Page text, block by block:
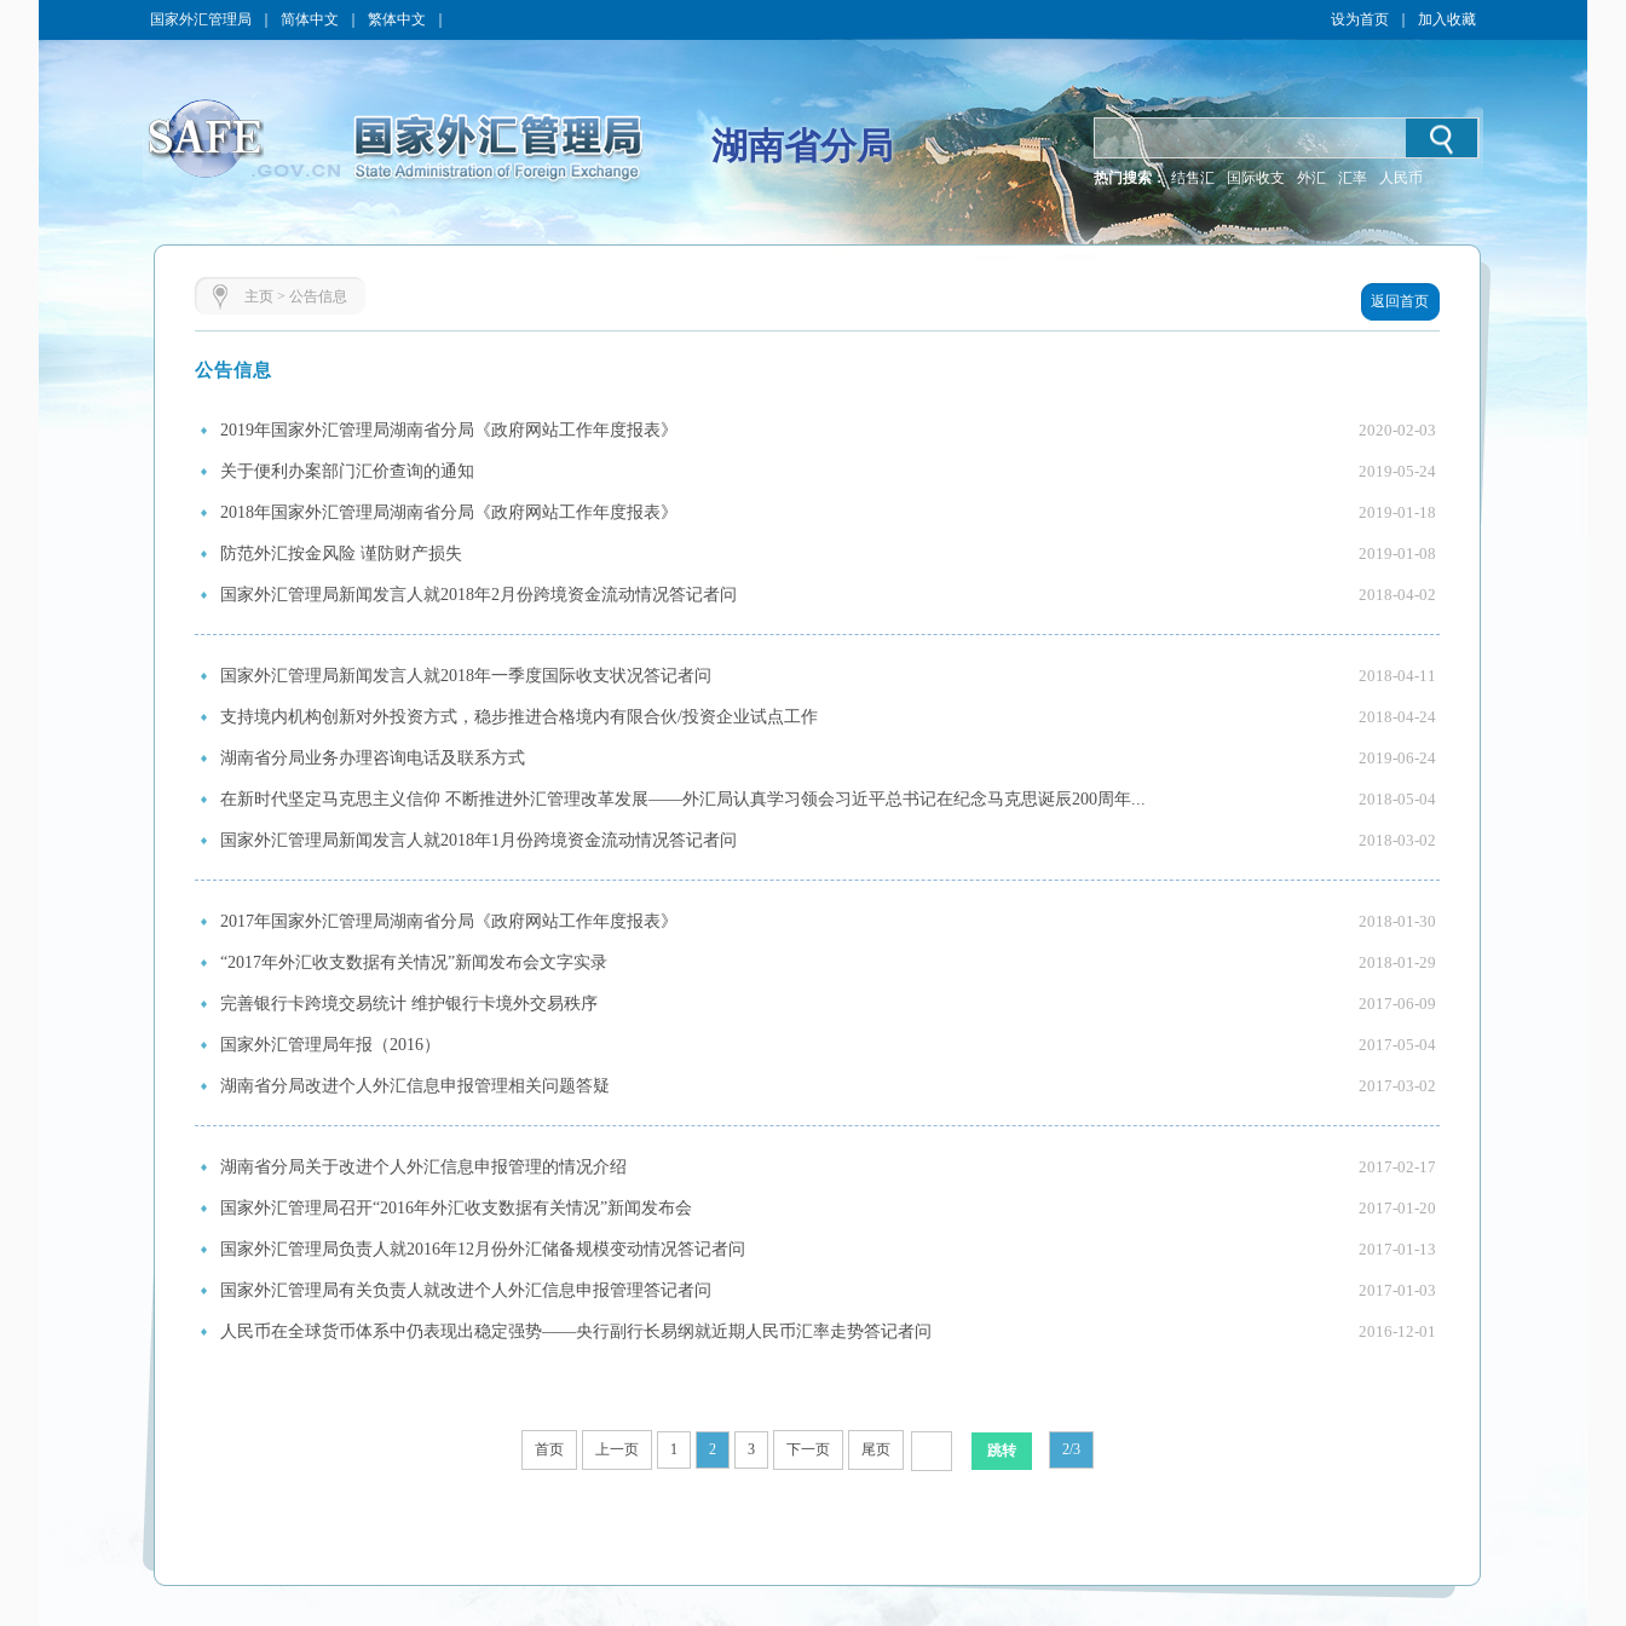
国家外汇管理局 简体中文 繁体中文 设为首页 加入收藏
湖南省分局
热门搜索： 结售汇 国际收支 外汇 汇率 人民币
主页> 公告信息 返回首页
公告信息
2019年国家外汇管理局湖南省分局《政府网站工作年度报表》 2020-02-03
关于便利办案部门汇价查询的通知 2019-05-24
2018年国家外汇管理局湖南省分局《政府网站工作年度报表》 2019-01-18
防范外汇按金风险 谨防财产损失 2019-01-08
国家外汇管理局新闻发言人就2018年2月份跨境资金流动情况答记者问 2018-04-02
国家外汇管理局新闻发言人就2018年一季度国际收支状况答记者问 2018-04-11
支持境内机构创新对外投资方式，稳步推进合格境内有限合伙/投资企业试点工作 2018-04-24
湖南省分局业务办理咨询电话及联系方式 2019-06-24
在新时代坚定马克思主义信仰 不断推进外汇管理改革发展——外汇局认真学习领会习近平总书记在纪念马克思诞辰200周年... 2018-05-04
国家外汇管理局新闻发言人就2018年1月份跨境资金流动情况答记者问 2018-03-02
2017年国家外汇管理局湖南省分局《政府网站工作年度报表》 2018-01-30
“2017年外汇收支数据有关情况”新闻发布会文字实录 2018-01-29
完善银行卡跨境交易统计 维护银行卡境外交易秩序 2017-06-09
国家外汇管理局年报（2016） 2017-05-04
湖南省分局改进个人外汇信息申报管理相关问题答疑 2017-03-02
湖南省分局关于改进个人外汇信息申报管理的情况介绍 2017-02-17
国家外汇管理局召开“2016年外汇收支数据有关情况”新闻发布会 2017-01-20
国家外汇管理局负责人就2016年12月份外汇储备规模变动情况答记者问 2017-01-13
国家外汇管理局有关负责人就改进个人外汇信息申报管理答记者问 2017-01-03
人民币在全球货币体系中仍表现出稳定强势——央行副行长易纲就近期人民币汇率走势答记者问 2016-12-01
首页 上一页 1 2 3 下一页 尾页 2/3